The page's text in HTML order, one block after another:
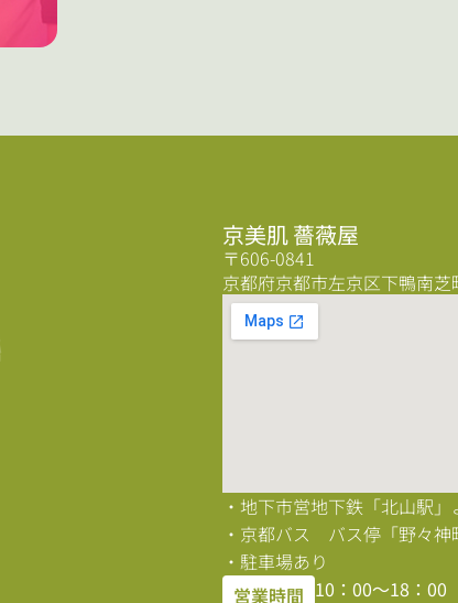
京美肌 薔薇屋
〒606-0841
京都府京都市左京区下鴨南
・地下市営地下鉄「北山駅
・京都バス バス停「野々神
・駐車場あり
営業時間 10：00〜18：00